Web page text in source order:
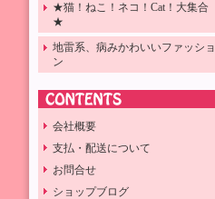
★猫！ねこ！ネコ！Cat！大集合
★
地雷系、病みかわいいファッショ
ン
会社概要
支払・配送について
お問合せ
ショップブログ